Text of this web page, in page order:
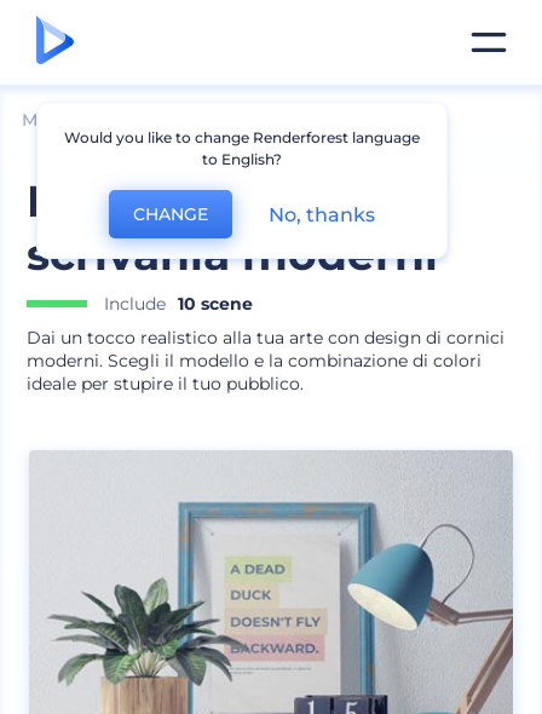
Mockup
Mockup telai
scrivania moderni
Include 10 scene
Dai un tocco realistico alla tua arte con design di cornici
moderni. Scegli il modello e la combinazione di colori
ideale per stupire il tuo pubblico.
Would you like to change Renderforest language
to English?
CHANGE No, thanks